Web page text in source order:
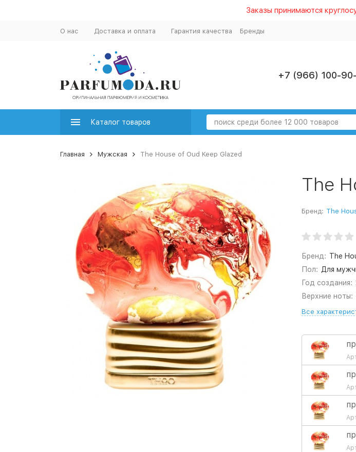
Заказы принимаются
О нас Доставка и оплата Гарантия качества Бренды
+7 (966) 100-
Каталог товаров
Главная Мужская The House of Oud Keep Glazed
The
Бренд: The
Бренд: The
Пол: Для
Год создания:
Верхние ноты:
Все